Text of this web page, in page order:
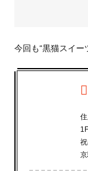
今回も“黒猫スイ